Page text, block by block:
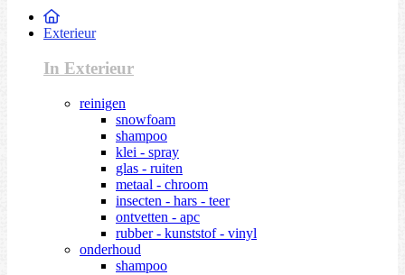
Exterieur
In Exterieur
reinigen
snowfoam
shampoo
klei - spray
glas - ruiten
metaal - chroom
insecten - hars - teer
ontvetten - apc
rubber - kunststof - vinyl
onderhoud
shampoo